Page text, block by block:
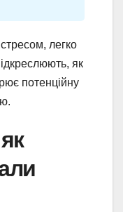
легко
як
потенційну